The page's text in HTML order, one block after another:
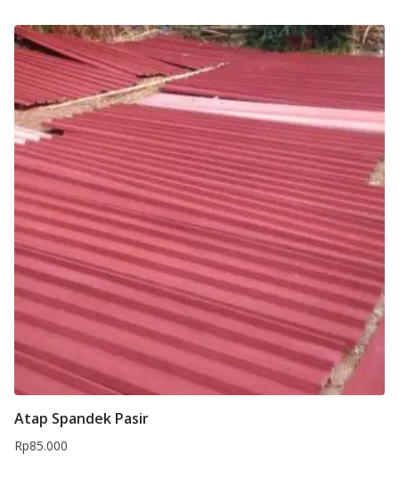
Atap Spandek Pasir
Rp85.000